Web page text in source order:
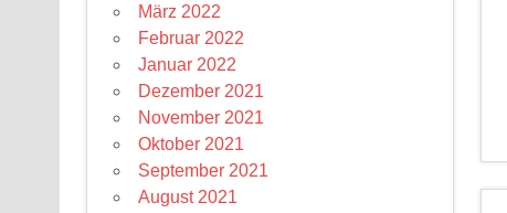
März 2022
Februar 2022
Januar 2022
Dezember 2021
November 2021
Oktober 2021
September 2021
August 2021